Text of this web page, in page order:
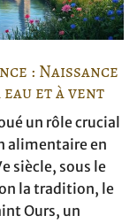
: Naissance
et à vent
un rôle crucial
alimentaire en
siècle, sous le
la tradition, le
Ours, un